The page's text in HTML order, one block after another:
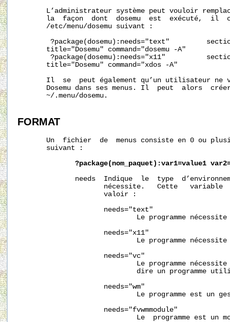
L’administrateur système peut vouloir
la  façon  dont  dosemu  est  exécuté,  il
       /etc/menu/dosemu suivant :
?package(dosemu):needs="text"
       title="Dosemu" command="dosemu -A"
?package(dosemu):needs="x11"
       title="Dosemu" command="xdos -A"
Il  se  peut également qu’un utilisateur ne
Dosemu dans ses menus. Il  peut  alors
~/.menu/dosemu.
FORMAT
Un  fichier  de  menus consiste en 0 ou
       suivant :
?package(nom_paquet):var1=value1
needs  Indique  le  type
nécessite.   Cette   variable
                     valoir :
                     needs="text"
Le programme nécessite
                     needs="x11"
Le programme nécessite
                     needs="vc"
Le programme
dire un programme
                     needs="wm"
Le programme est un
                     needs="fvwmmodule"
Le  programme est un